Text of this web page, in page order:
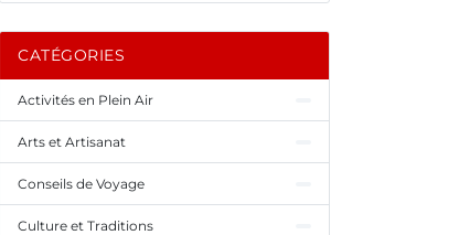
CATÉGORIES
Activités en Plein Air
Arts et Artisanat
Conseils de Voyage
Culture et Traditions